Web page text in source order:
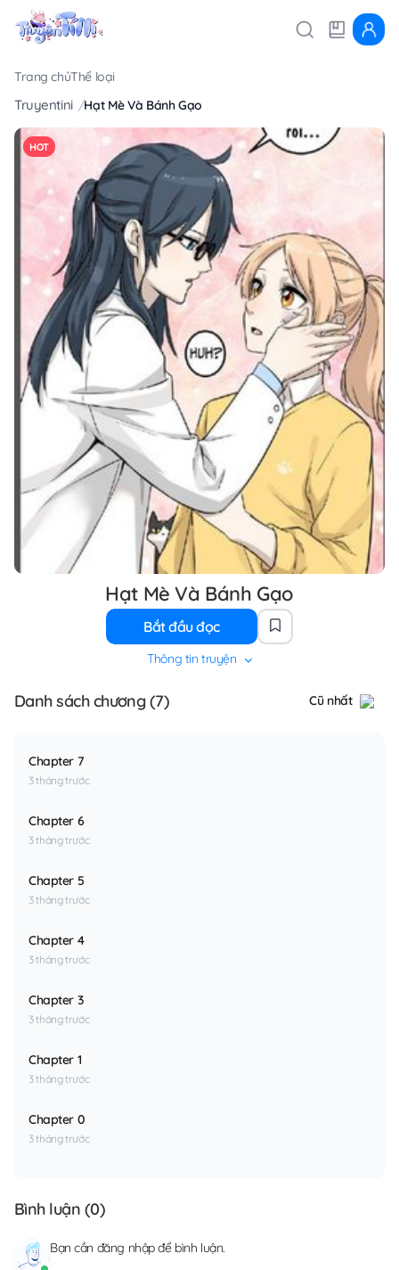
Trang chủThể loại
Truyentini Hạt Mè Và Bánh Gạo
HOT
Hạt Mè Và Bánh Gạo
Bắt đầu đọc
Thông tin truyện
Danh sách chương (7) Cũ nhất
Chapter 7
3 tháng trước
Chapter 6
3 tháng trước
Chapter 5
3 tháng trước
Chapter 4
3 tháng trước
Chapter 3
3 tháng trước
Chapter 1
3 tháng trước
Chapter 0
3 tháng trước
Bình luận (0)
Bạn cần đăng nhậpđể bình luận.